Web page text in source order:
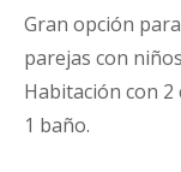
Gran opción
parejas con
Habitación con
1 baño.